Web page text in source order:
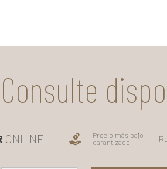
gravida tortor.
Consulte
ONLINE Precio más bajo
garantizado